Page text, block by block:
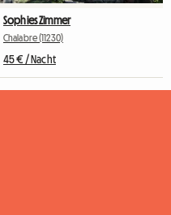
Sophies Zimmer
Chalabre (11230)
45 € / Nacht